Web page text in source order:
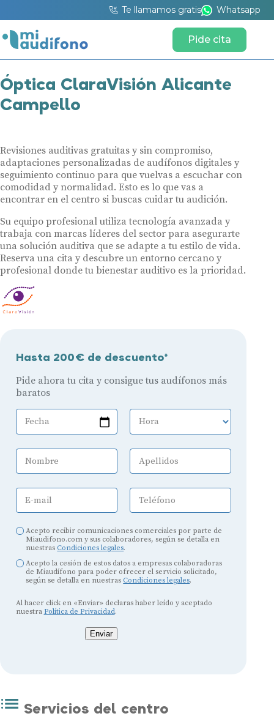
Te llamamos gratis Whatsapp
Pide cita
Óptica ClaraVisión Alicante
Campello
Revisiones auditivas gratuitas y sin compromiso,
adaptaciones personalizadas de audífonos digitales y
seguimiento continuo para que vuelvas a escuchar con
comodidad y normalidad. Esto es lo que vas a
encontrar en el centro si buscas cuidar tu audición.
Su equipo profesional utiliza tecnología avanzada y
trabaja con marcas líderes del sector para asegurarte
una solución auditiva que se adapte a tu estilo de vida.
Reserva una cita y descubre un entorno cercano y
profesional donde tu bienestar auditivo es la prioridad.
Hasta 200€ de descuento*
Pide ahora tu cita y consigue tus audífonos más
baratos
Fecha Hora
Nombre Apellidos
E-mail Teléfono
Acepto recibir comunicaciones comerciales por parte de
Miaudifono.com y sus colaboradores, según se detalla en
nuestras Condiciones legales.
Acepto la cesión de estos datos a empresas colaboradoras
de Miaudífono para poder ofrecer el servicio solicitado,
según se detalla en nuestras Condiciones legales.
Al hacer click en «Enviar» declaras haber leído y aceptado
nuestra Política de Privacidad.
Enviar
Servicios del centro